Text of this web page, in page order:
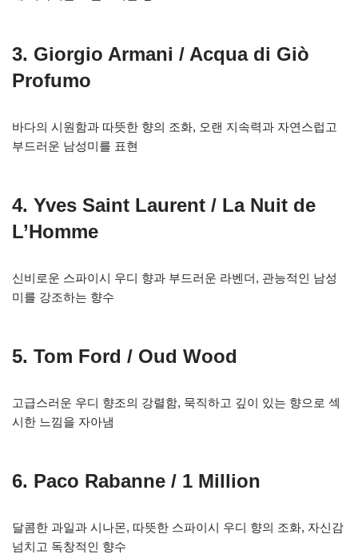
3. Giorgio Armani / Acqua di Giò
Profumo
바다의 시원함과 따뜻한 향의 조화, 오랜 지속력과 자연스럽고
부드러운 남성미를 표현
4. Yves Saint Laurent / La Nuit de
L’Homme
신비로운 스파이시 우디 향과 부드러운 라벤더, 관능적인 남성
미를 강조하는 향수
5. Tom Ford / Oud Wood
고급스러운 우디 향조의 강렬함, 묵직하고 깊이 있는 향으로 섹
시한 느낌을 자아냄
6. Paco Rabanne / 1 Million
달콤한 과일과 시나몬, 따뜻한 스파이시 우디 향의 조화, 자신감
넘치고 독창적인 향수